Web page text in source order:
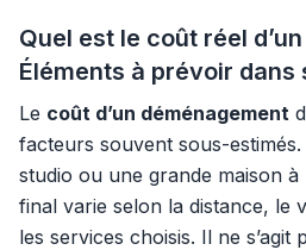
Quel est le coût réel
Éléments à prévoir dans
Le coût d’un déménagement
facteurs souvent sous-estimés.
studio ou une grande maison
final varie selon la distance, le
les services choisis. Il ne s’agit